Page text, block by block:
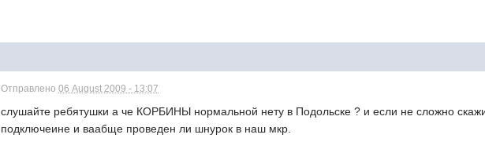
Отправлено06 August 2009 - 13:07
слушайте ребятушки а че КОРБИНЫ нормальной нету в Подольске ? и если не сложно
подключеине и ваабще проведен ли шнурок в наш мкр.